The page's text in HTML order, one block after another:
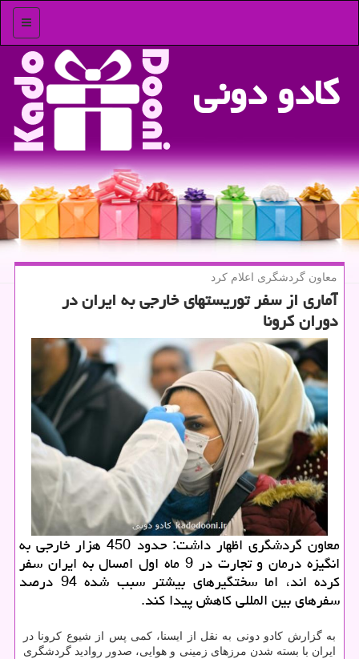
منو
كادو دونی
معاون گردشگری اعلام كرد
آماری از سفر توریستهای خارجی به ایران در
دوران كرونا
معاون گردشگری اظهار داشت: حدود 450 هزار خارجی به
انگیزه درمان و تجارت در 9 ماه اول امسال به ایران سفر
کرده اند، اما سختگیرهای بیشتر سبب شده 94 درصد
سفرهای بین المللی کاهش پیدا کند.
به گزارش کادو دونی به نقل از ایسنا، کمی پس از شیوع کرونا در
ایران با بسته شدن مرزهای زمینی و هوایی، صدور روادید گردشگری